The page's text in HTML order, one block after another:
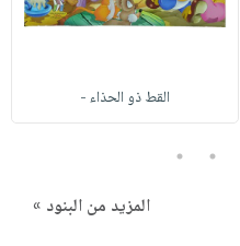
القط ذو الحذاء -
4
5
المزيد من البنود »